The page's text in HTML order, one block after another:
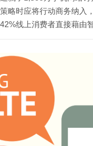
略时应将行动商务纳入
线上消费者直接藉由